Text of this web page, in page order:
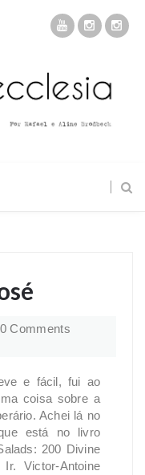
0 Comments
e fácil, fui ao
coisa sobre a
Achei lá no
está no livro
200 Divine
Victor-Antoine